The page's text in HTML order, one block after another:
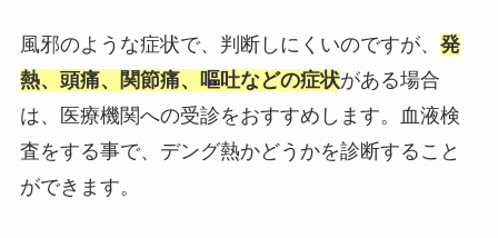
風邪のような症状で、判断しにくいのですが、 発
熱、頭痛、関節痛、嘔吐などの症状がある場合
は、医療機関への受診をおすすめします。血液検
査をする事で、デング熱かどうかを診断すること
ができます。